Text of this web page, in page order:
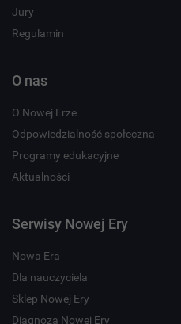
Jury
Regulamin
O nas
O Nowej Erze
Odpowiedzialność społeczna
Programy edukacyjne
Aktualności
Serwisy Nowej Ery
Nowa Era
Dla nauczyciela
Sklep Nowej Ery
Diagnoza Nowej Ery